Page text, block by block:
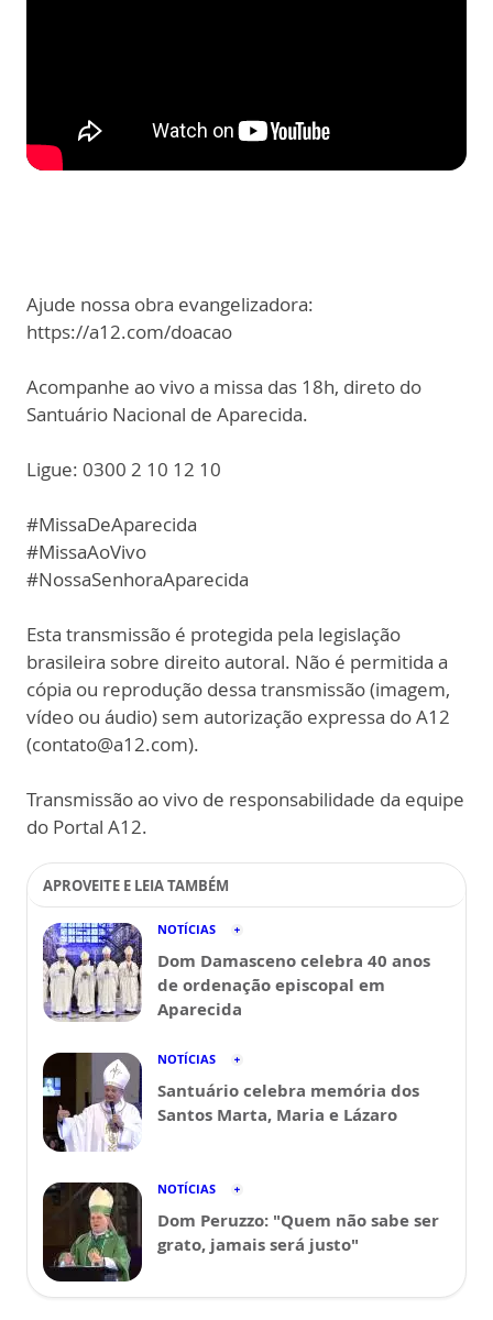
Ajude nossa obra evangelizadora:
https://a12.com/doacao
Acompanhe ao vivo a missa das 18h, direto do
Santuário Nacional de Aparecida.
Ligue: 0300 2 10 12 10
#MissaDeAparecida
#MissaAoVivo
#NossaSenhoraAparecida
Esta transmissão é protegida pela legislação
brasileira sobre direito autoral. Não é permitida a
cópia ou reprodução dessa transmissão (imagem,
vídeo ou áudio) sem autorização expressa do A12
(contato@a12.com).
Transmissão ao vivo de responsabilidade da equipe
do Portal A12.
APROVEITE E LEIA TAMBÉM
NOTÍCIAS
Dom Damasceno celebra 40 anos
de ordenação episcopal em
Aparecida
NOTÍCIAS
Santuário celebra memória dos
Santos Marta, Maria e Lázaro
NOTÍCIAS
Dom Peruzzo: "Quem não sabe ser
grato, jamais será justo"